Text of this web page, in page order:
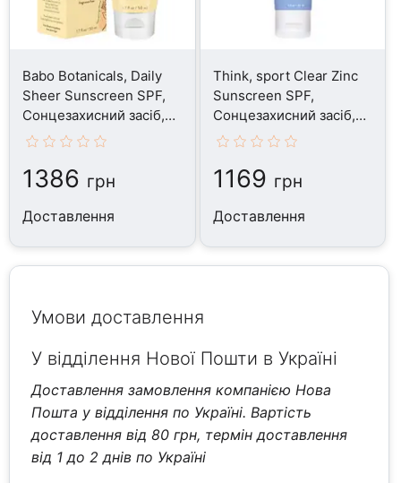
Babo Botanicals, Daily
Sheer Sunscreen SPF,
Сонцезахисний засіб,
50 мл
1386 грн
Доставлення
Think, sport Clear Zinc
Sunscreen SPF,
Сонцезахисний засіб,
89 мл
1169 грн
Доставлення
Умови доставлення
У відділення Нової Пошти в Україні
Доставлення замовлення компанією Нова
Пошта у відділення по Україні. Вартість
доставлення від 80 грн, термін доставлення
від 1 до 2 днів по Україні